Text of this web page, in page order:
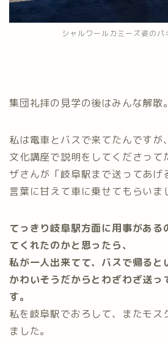
シャルワールカミーズ姿のパ
集団礼拝の見学の後はみんな解散。
私は電車とバスで来てたんですが、
文化講座で説明をしてくださって
ザさんが「岐阜駅まで送ってあげ
言葉に甘えて車に乗せてもらいま
てっきり岐阜駅方面に用事がある
てくれたのかと思ったら、
私が一人出来てて、バスで帰ると
かわいそうだからとわざわざ送っ
す。
私を岐阜駅でおろして、またモス
ました。